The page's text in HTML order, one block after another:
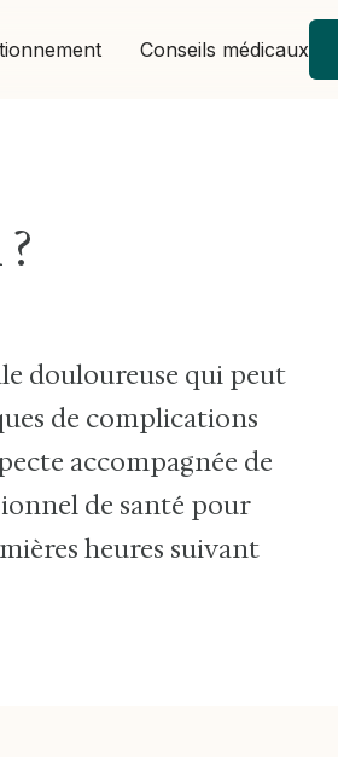
Conseils médicaux
douloureuse qui peut
de complications
accompagnée de
de santé pour
heures suivant